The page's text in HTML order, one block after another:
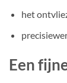
het
Een